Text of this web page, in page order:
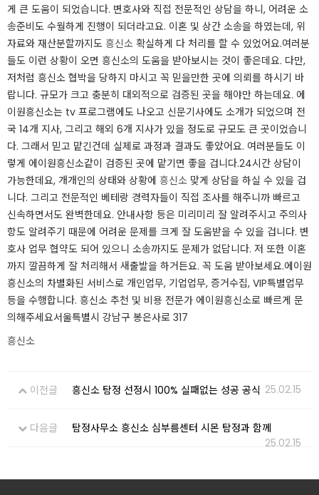
게 큰 도움이 되었습니다. 변호사와 직접 전문적인 상담을 하니, 어려운 소
송준비도 수월하게 진행이 되더라고요. 이혼 및 상간 소송을 하였는데, 위
자료와 재산분할까지도 흥신소 확실하게 다 처리를 할 수 있었어요. ​여러분
들도 이런 상황이 오면 흥신소의 도움을 받아보시는 것이 좋은데요. 다만,
저처럼 흥신소 협박을 당하지 마시고 꼭 믿을만한 곳에 의뢰를 하시기 바
랍니다. 규모가 크고 충분히 대외적으로 검증된 곳을 해야만 하는데요. 에
이원흥신소는 tv 프로그램에도 나오고 신문기사에도 소개가 되었으며 전
국 14개 지사, 그리고 해외 6개 지사가 있을 정도로 규모도 큰 곳이었습니
다. 그래서 믿고 맡긴건데 실제로 과정과 결과도 좋았어요. 여러분들도 이
렇게 에이원흥신소같이 검증된 곳에 맡기면 좋을 겁니다. ​24시간 상담이
가능한데요, 개개인의 상태와 상황에 흥신소 맞게 상담을 하실 수 있을 겁
니다. 그리고 전문적인 베테랑 경력자들이 직접 조사를 해주니까 빠르고
신속하면서도 완벽한데요. 안내사항 등은 미리미리 잘 알려주시고 주의사
항도 알려주기 때문에 어려운 문제를 크게 잘 도움받을 수 있을 겁니다. 변
호사 업무 협약도 되어 있으니 소송까지도 문제가 없답니다. 저 또한 이혼
까지 깔끔하게 잘 처리해서 새출발을 하거든요. 꼭 도움 받아보세요. ​에이원
흥신소의 차별화된 서비스로 개인업무, 기업업무, 증거수집, VIP특별업무
등을 수행합니다. 흥신소 추천 및 비용 전문가 에이원흥신소로 빠르게 문
의해주세요서울특별시 강남구 봉은사로 317
흥신소
이전글 흥신소 탐정 선정시 100% 실패없는 성공 공식 25.02.15
다음글
탐정사무소 흥신소 심부름센터 시몬 탐정과 함께
25.02.15